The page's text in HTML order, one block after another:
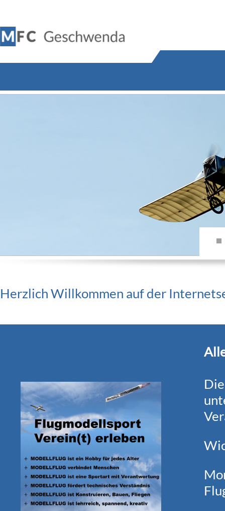
Herzlich Willkommen auf der